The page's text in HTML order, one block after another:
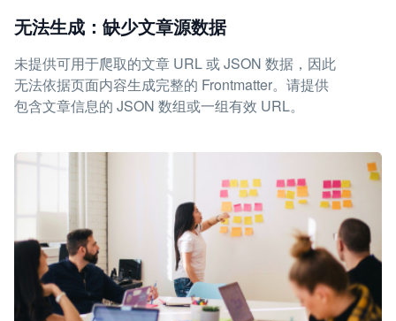
无法生成：缺少文章源数据
未提供可用于爬取的文章 URL 或 JSON 数据，因此
无法依据页面内容生成完整的 Frontmatter。请提供
包含文章信息的 JSON 数组或一组有效 URL。